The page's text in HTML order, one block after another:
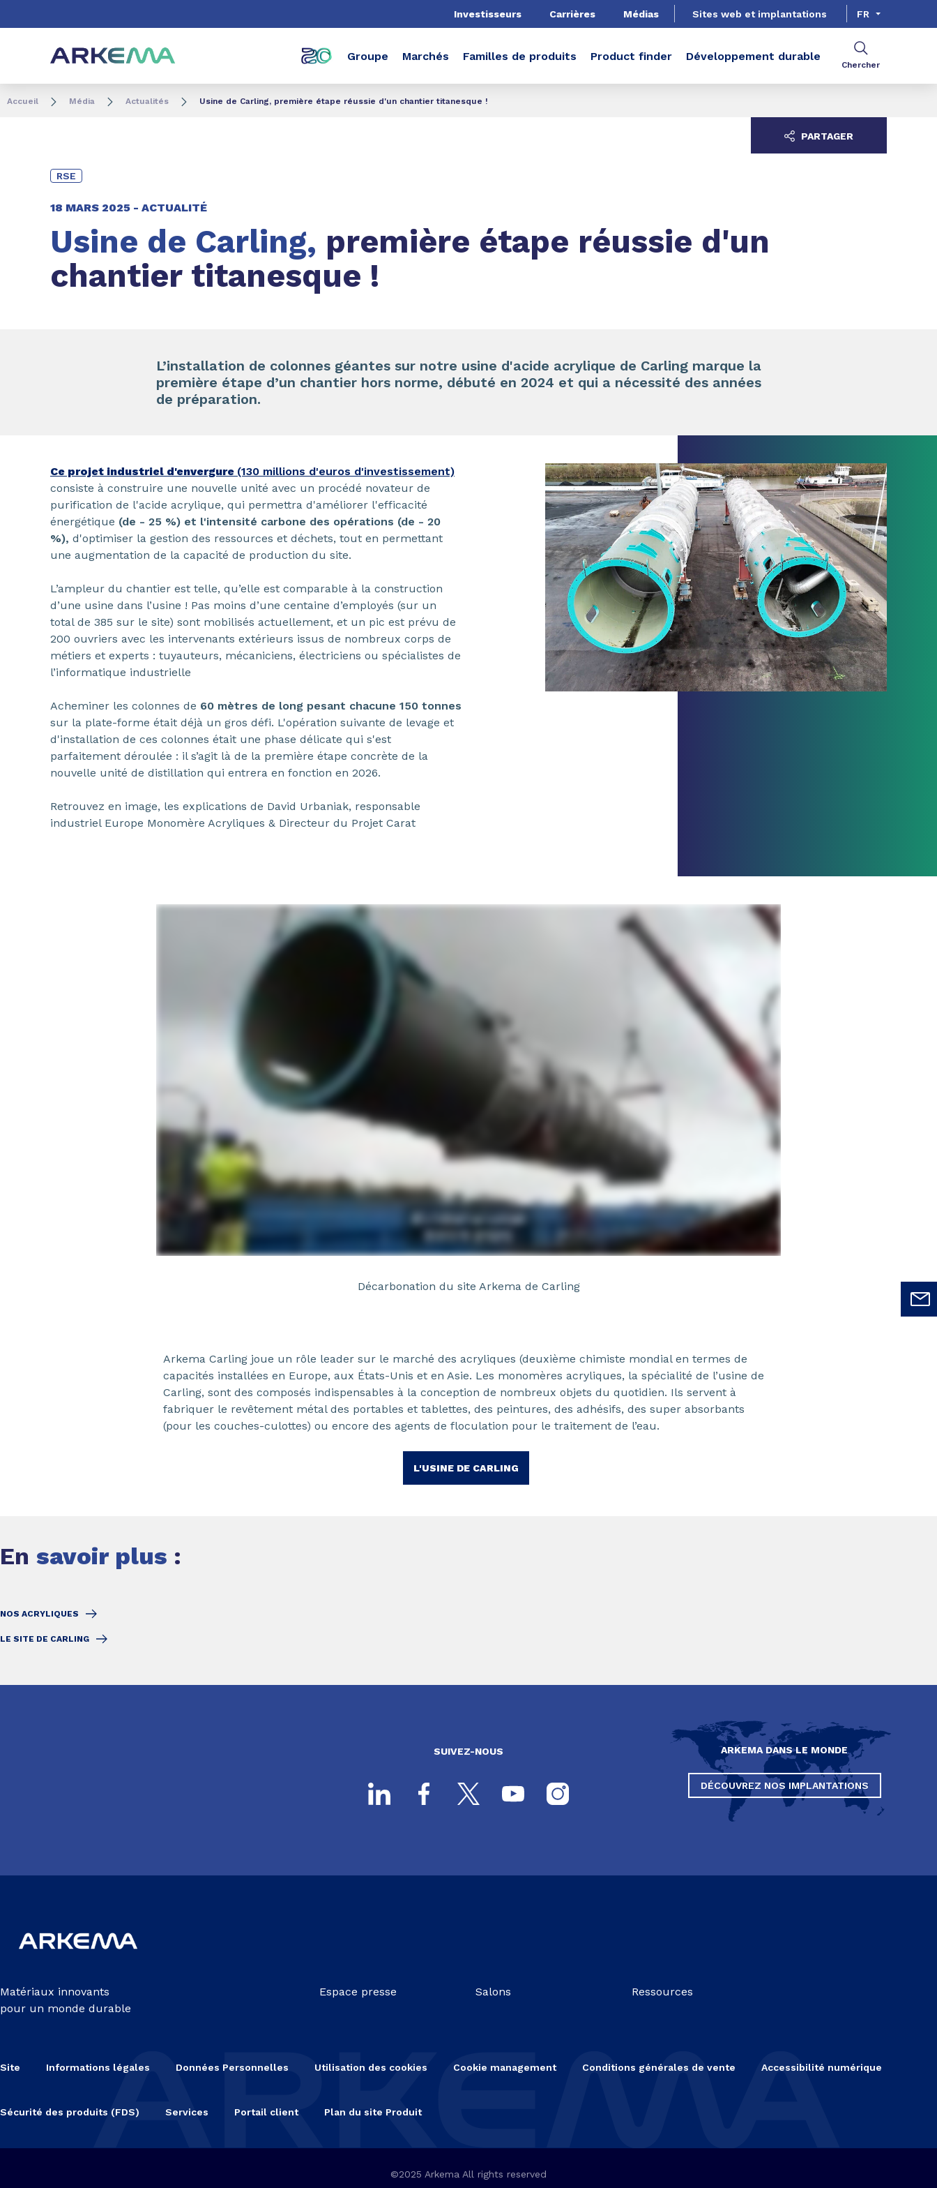
Investisseurs Carrières Médias Sites web et implantations FR
Groupe Marchés Familles de produits Product finder Développement durable
Chercher
Accueil Média Actualités Usine de Carling, première étape réussie d'un chantier titanesque !
RSE
18 MARS 2025 - ACTUALITÉ
Usine de Carling, première étape réussie d'un
chantier titanesque !
PARTAGER
L’installation de colonnes géantes sur notre usine d'acide acrylique de Carling marque la
première étape d’un chantier hors norme, débuté en 2024 et qui a nécessité des années
de préparation.
Ce projet industriel d'envergure (130 millions d'euros d'investissement)
consiste à construire une nouvelle unité avec un procédé novateur de
purification de l'acide acrylique, qui permettra d'améliorer l'efficacité
énergétique (de - 25 %) et l'intensité carbone des opérations (de - 20
%), d'optimiser la gestion des ressources et déchets, tout en permettant
une augmentation de la capacité de production du site.
L’ampleur du chantier est telle, qu’elle est comparable à la construction
d’une usine dans l’usine ! Pas moins d’une centaine d’employés (sur un
total de 385 sur le site) sont mobilisés actuellement, et un pic est prévu de
200 ouvriers avec les intervenants extérieurs issus de nombreux corps de
métiers et experts : tuyauteurs, mécaniciens, électriciens ou spécialistes de
l’informatique industrielle
Acheminer les colonnes de 60 mètres de long pesant chacune 150 tonnes
sur la plate-forme était déjà un gros défi. L'opération suivante de levage et
d'installation de ces colonnes était une phase délicate qui s'est
parfaitement déroulée : il s’agit là de la première étape concrète de la
nouvelle unité de distillation qui entrera en fonction en 2026.
Retrouvez en image, les explications de David Urbaniak, responsable
industriel Europe Monomère Acryliques & Directeur du Projet Carat
Décarbonation du site Arkema de Carling
Arkema Carling joue un rôle leader sur le marché des acryliques (deuxième chimiste mondial en termes de
capacités installées en Europe, aux États-Unis et en Asie. Les monomères acryliques, la spécialité de l’usine de
Carling, sont des composés indispensables à la conception de nombreux objets du quotidien. Ils servent à
fabriquer le revêtement métal des portables et tablettes, des peintures, des adhésifs, des super absorbants
(pour les couches-culottes) ou encore des agents de floculation pour le traitement de l’eau.
L'USINE DE CARLING
En savoir plus :
NOS ACRYLIQUES
LE SITE DE CARLING
SUIVEZ-NOUS ARKEMA DANS LE MONDE
DÉCOUVREZ NOS IMPLANTATIONS
Matériaux innovants
pour un monde durable
Espace presse Salons Ressources
Site Informations légales Données Personnelles Utilisation des cookies Cookie management Conditions générales de vente Accessibilité numérique
Sécurité des produits (FDS) Services Portail client Plan du site Produit
©2025 Arkema All rights reserved